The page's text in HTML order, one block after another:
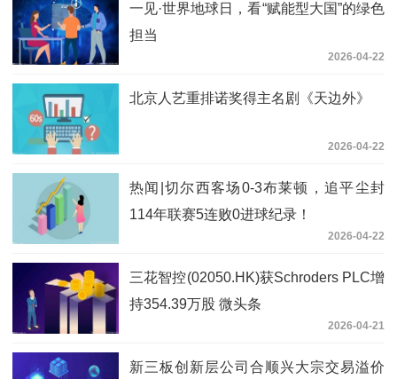
一见·世界地球日，看“赋能型大国”的绿色
担当
2026-04-22
北京人艺重排诺奖得主名剧《天边外》
2026-04-22
热闻|切尔西客场0-3布莱顿，追平尘封
114年联赛5连败0进球纪录！
2026-04-22
三花智控(02050.HK)获Schroders PLC增
持354.39万股 微头条
2026-04-21
新三板创新层公司合顺兴大宗交易溢价